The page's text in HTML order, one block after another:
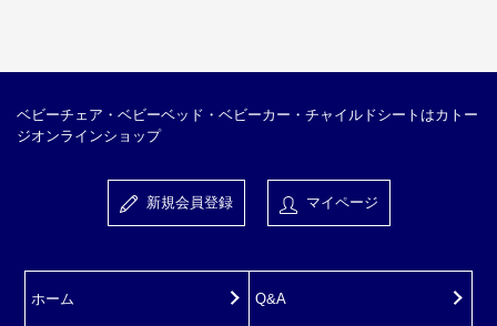
ベビーチェア・ベビーベッド・ベビーカー・チャイルドシートはカトー
ジオンラインショップ
新規会員登録 マイページ
ホーム Q&A